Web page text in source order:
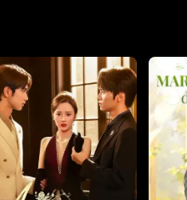
Cet amour
EP 22
EP 25